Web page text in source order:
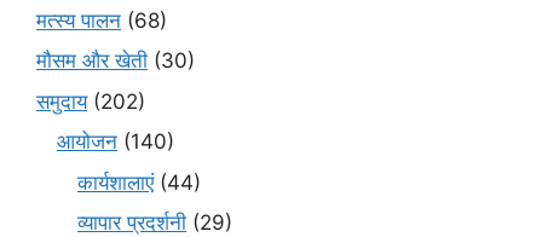
मत्स्य पालन (68)
मौसम और खेती (30)
समुदाय(202)
आयोजन (140)
कार्यशालाएं(44)
व्यापार प्रदर्शनी (29)